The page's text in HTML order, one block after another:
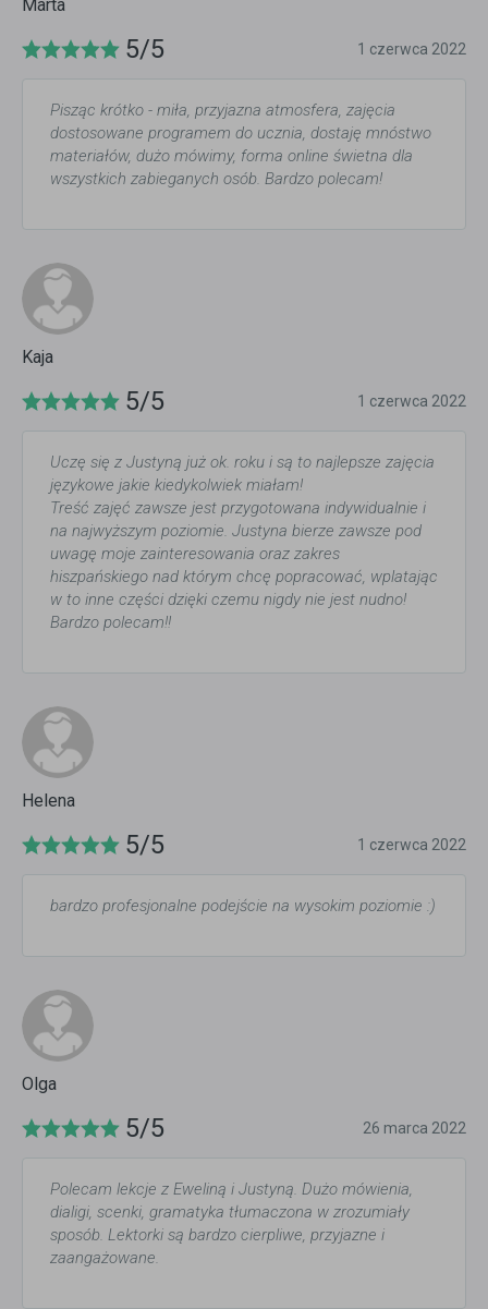
Marta
5/5 1 czerwca 2022
Pisząc krótko - miła, przyjazna atmosfera, zajęcia
dostosowane programem do ucznia, dostaję mnóstwo
materiałów, dużo mówimy, forma online świetna dla
wszystkich zabieganych osób. Bardzo polecam!
Kaja
5/5 1 czerwca 2022
Uczę się z Justyną już ok. roku i są to najlepsze zajęcia
językowe jakie kiedykolwiek miałam!
Treść zajęć zawsze jest przygotowana indywidualnie i
na najwyższym poziomie. Justyna bierze zawsze pod
uwagę moje zainteresowania oraz zakres
hiszpańskiego nad którym chcę popracować, wplatając
w to inne części dzięki czemu nigdy nie jest nudno!
Bardzo polecam!!
Helena
5/5 1 czerwca 2022
bardzo profesjonalne podejście na wysokim poziomie :)
Olga
5/5 26 marca 2022
Polecam lekcje z Eweliną i Justyną. Dużo mówienia,
dialigi, scenki, gramatyka tłumaczona w zrozumiały
sposób. Lektorki są bardzo cierpliwe, przyjazne i
zaangażowane.